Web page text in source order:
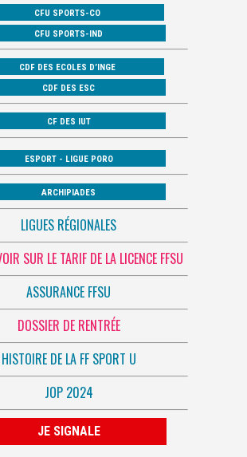
CFU SPORTS-CO
CFU SPORTS-IND
CDF DES ECOLES D’INGE
CDF DES ESC
CF DES IUT
ESPORT - LIGUE PORO
ARCHIPIADES
LIGUES RÉGIONALES
SUR LE TARIF DE LA LICENCE FFSU
ASSURANCE FFSU
DOSSIER DE RENTRÉE
HISTOIRE DE LA FF SPORT U
JOP 2024
JE SIGNALE